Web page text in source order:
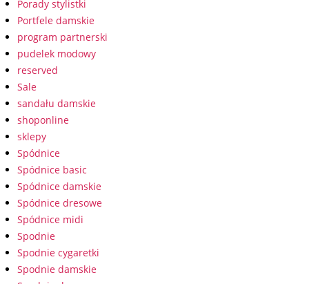
Porady stylistki
Portfele damskie
program partnerski
pudelek modowy
reserved
Sale
sandału damskie
shoponline
sklepy
Spódnice
Spódnice basic
Spódnice damskie
Spódnice dresowe
Spódnice midi
Spodnie
Spodnie cygaretki
Spodnie damskie